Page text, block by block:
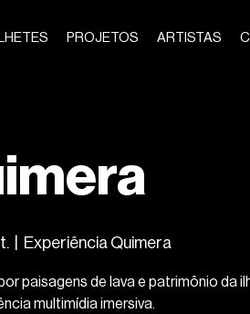
PROJETOS ARTISTAS
  |
Experiência Quimera
paisagens de lava e patrimônio da
multimídia imersiva.